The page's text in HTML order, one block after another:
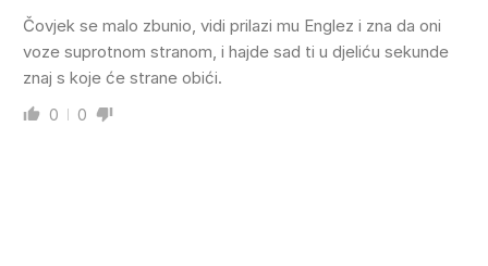
Čovjek se malo zbunio, vidi prilazi mu Englez i zna da oni
voze suprotnom stranom, i hajde sad ti u djeliću sekunde
znaj s koje će strane obići.
0 0